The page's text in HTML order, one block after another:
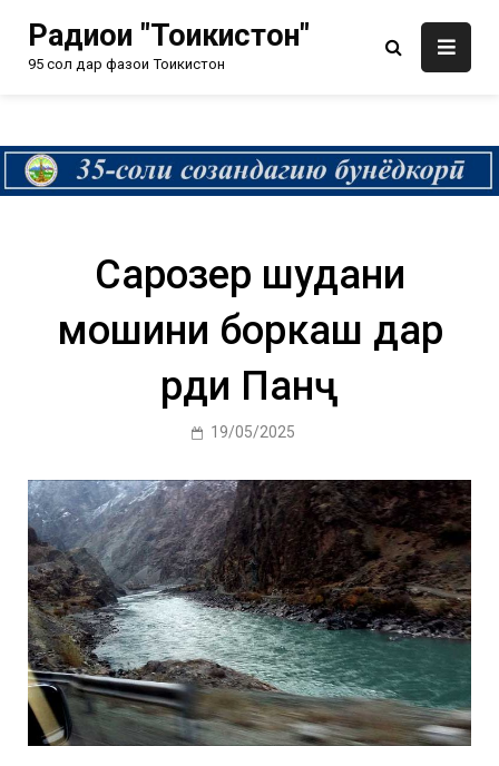
Радиои "Тоҷикистон"
95 сол дар фазои Тоҷикистон
Сарозер шудани
мошини боркаш дар
рӯди Панҷ
19/05/2025